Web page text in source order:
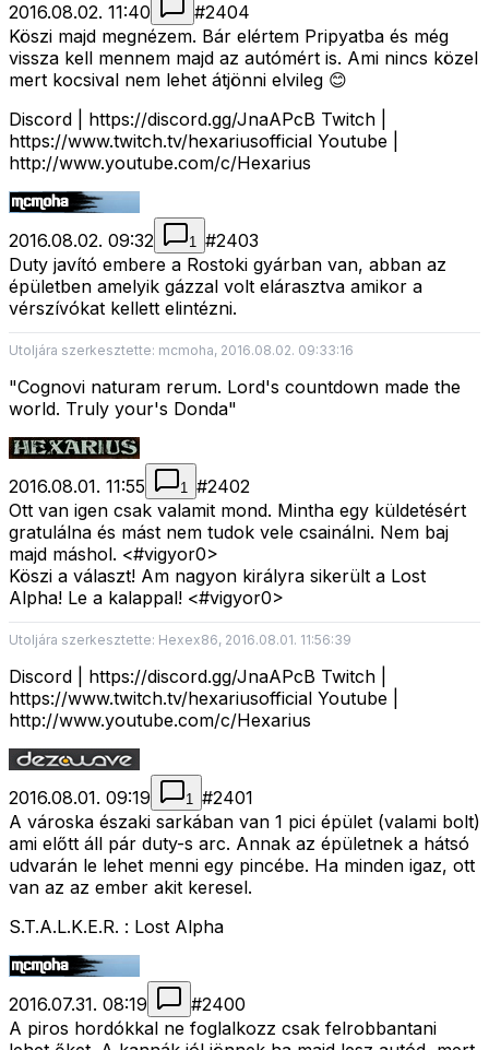
2016.08.02. 11:40 #2404
Köszi majd megnézem. Bár elértem Pripyatba és még
vissza kell mennem majd az autómért is. Ami nincs közel
mert kocsival nem lehet átjönni elvileg 😊
Discord | https://discord.gg/JnaAPcB Twitch |
https://www.twitch.tv/hexariusofficial Youtube |
http://www.youtube.com/c/Hexarius
2016.08.02. 09:32 1 #2403
Duty javító embere a Rostoki gyárban van, abban az
épületben amelyik gázzal volt elárasztva amikor a
vérszívókat kellett elintézni.
Utoljára szerkesztette: mcmoha, 2016.08.02. 09:33:16
"Cognovi naturam rerum. Lord's countdown made the
world. Truly your's Donda"
2016.08.01. 11:55 1 #2402
Ott van igen csak valamit mond. Mintha egy küldetésért
gratulálna és mást nem tudok vele csainálni. Nem baj
majd máshol. <#vigyor0>
Köszi a választ! Am nagyon királyra sikerült a Lost
Alpha! Le a kalappal! <#vigyor0>
Utoljára szerkesztette: Hexex86, 2016.08.01. 11:56:39
Discord | https://discord.gg/JnaAPcB Twitch |
https://www.twitch.tv/hexariusofficial Youtube |
http://www.youtube.com/c/Hexarius
2016.08.01. 09:19 1 #2401
A városka északi sarkában van 1 pici épület (valami bolt)
ami előtt áll pár duty-s arc. Annak az épületnek a hátsó
udvarán le lehet menni egy pincébe. Ha minden igaz, ott
van az az ember akit keresel.
S.T.A.L.K.E.R. : Lost Alpha
2016.07.31. 08:19 #2400
A piros hordókkal ne foglalkozz csak felrobbantani